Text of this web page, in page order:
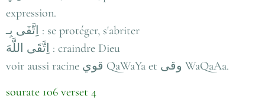
expression.
اِتَّقَى بِـ : se protéger, s'abriter
اِتَّقَى اللَّهَ : craindre Dieu
voir aussi racine قوي QaWaYa et وقى WaQaAa.
sourate 106 verset 4